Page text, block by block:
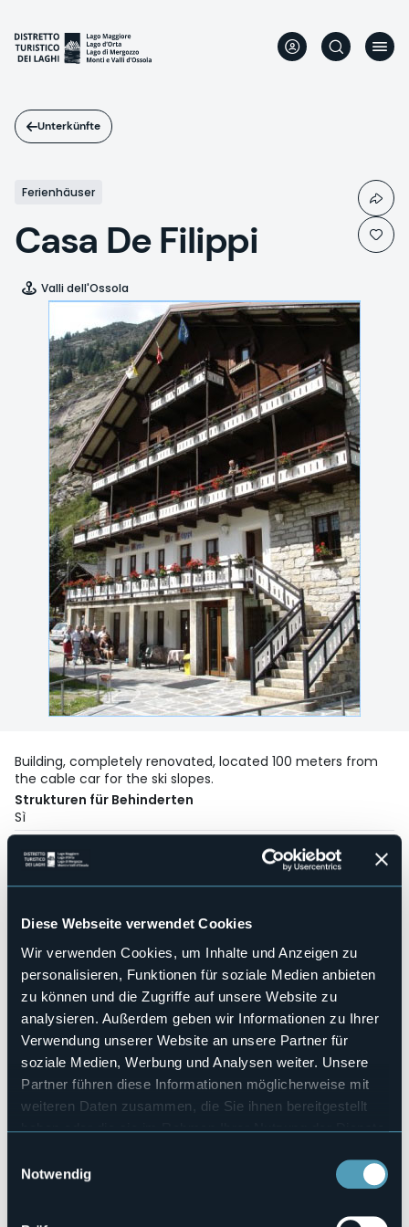
Diese Webseite verwendet Cookies
Wir verwenden Cookies, um Inhalte und Anzeigen zu
personalisieren, Funktionen für soziale Medien anbieten
zu können und die Zugriffe auf unsere Website zu
analysieren. Außerdem geben wir Informationen zu Ihrer
Verwendung unserer Website an unsere Partner für
soziale Medien, Werbung und Analysen weiter. Unsere
Partner führen diese Informationen möglicherweise mit
weiteren Daten zusammen, die Sie ihnen bereitgestellt
haben oder die sie im Rahmen Ihrer Nutzung der Dienste
Notwendig
Inhalt
Unterkünfte
Ferienhäuser
Casa De Filippi
Valli dell'Ossola
Building, completely renovated, located 100 meters from
the cable car for the ski slopes.
Strukturen für Behinderten
Sì
No
Kongresshalle
Hallenbad
No
Haustiere erlaubt
Anzahl der Zimmer
40
Anzahl der Betten
99
E-mail